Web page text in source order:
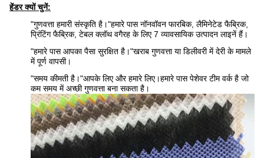
हेंडर क्यों चुनें:
"गुणवत्ता हमारी संस्कृति है।"हमारे पास नॉनवॉवन फारबिक, लैमिनेटेड फैब्रिक,
प्रिंटिंग फैब्रिक, टेबल क्लॉथ वगैरह के लिए 7 व्यावसायिक उत्पादन लाइनें हैं।
"हमारे पास आपका पैसा सुरक्षित है।"खराब गुणवत्ता या डिलीवरी में देरी के मामले
में पूर्ण वापसी।
"समय कीमती है।"आपके लिए और हमारे लिए।हमारे पास पेशेवर टीम वर्क है जो
कम समय में अच्छी गुणवत्ता बना सकता है।